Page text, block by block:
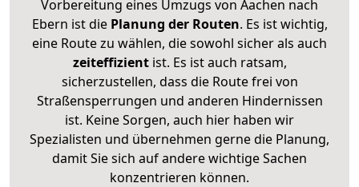
Vorbereitung eines Umzugs von Aachen nach
Ebern ist diePlanung der Routen. Es ist wichtig,
eine Route zu wählen, die sowohl sicher als auch
zeiteffizientist. Es ist auch ratsam,
sicherzustellen, dass die Route frei von
Straßensperrungen und anderen Hindernissen
ist. Keine Sorgen, auch hier haben wir
Spezialisten und übernehmen gerne die Planung,
damit Sie sich auf andere wichtige Sachen
konzentrieren können.